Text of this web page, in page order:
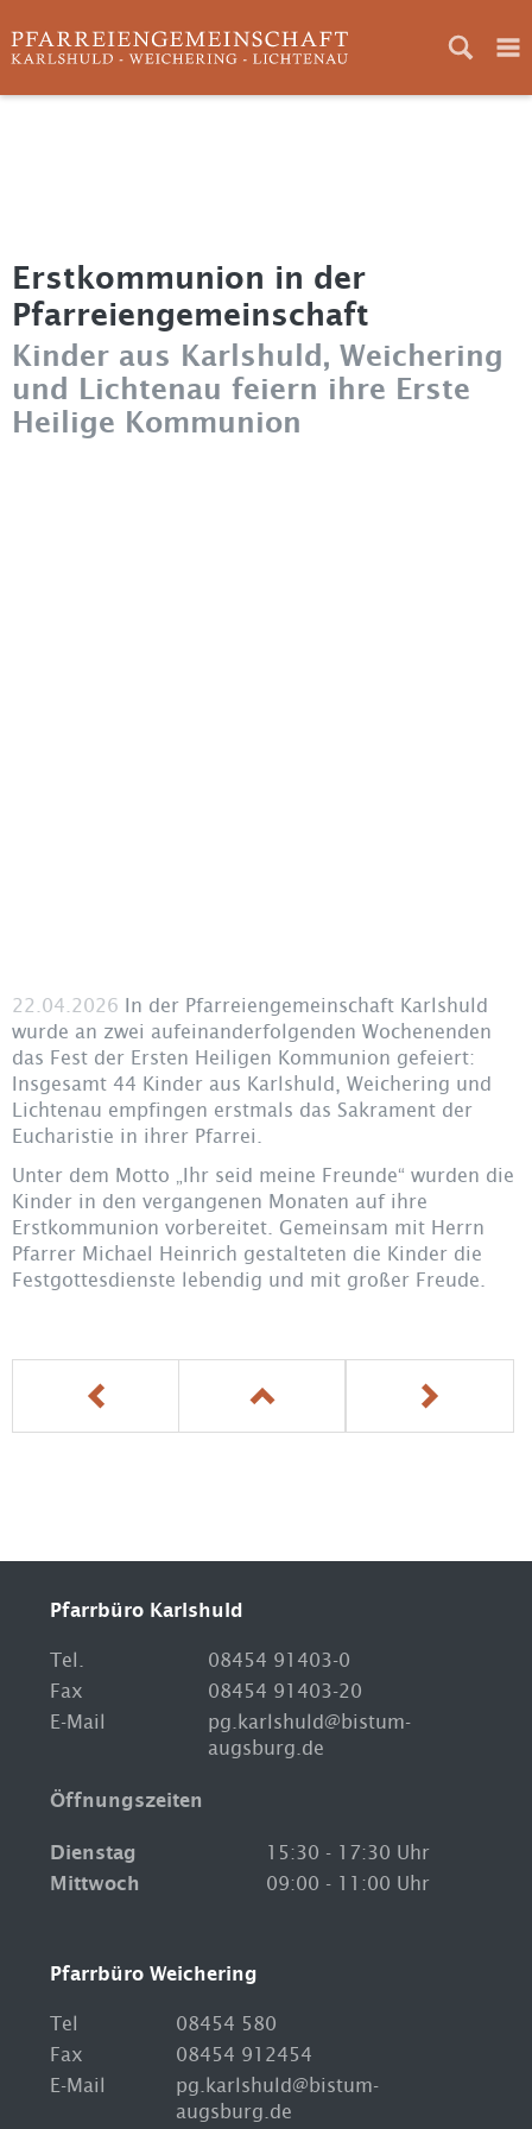
Erstkommunion in der
Pfarreiengemeinschaft
Kinder aus Karlshuld, Weichering
und Lichtenau feiern ihre Erste
Heilige Kommunion
22.04.2026
In der Pfarreiengemeinschaft Karlshuld
wurde an zwei aufeinanderfolgenden Wochenenden
das Fest der Ersten Heiligen Kommunion gefeiert:
Insgesamt 44 Kinder aus Karlshuld, Weichering und
Lichtenau empfingen erstmals das Sakrament der
Eucharistie in ihrer Pfarrei.
Unter dem Motto „Ihr seid meine Freunde“ wurden die
Kinder in den vergangenen Monaten auf ihre
Erstkommunion vorbereitet. Gemeinsam mit Herrn
Pfarrer Michael Heinrich gestalteten die Kinder die
Festgottesdienste lebendig und mit großer Freude.
Pfarrbüro Karlshuld
Tel.
08454 91403-0
Fax
08454 91403-20
E-Mail
pg.karlshuld@bistum-
augsburg.de
Öffnungszeiten
Dienstag
15:30 - 17:30 Uhr
Mittwoch
09:00 - 11:00 Uhr
Pfarrbüro Weichering
Tel
08454 580
Fax
08454 912454
E-Mail
pg.karlshuld@bistum-
augsburg.de
Neuigkeiten
Ansprechpartner
Pfarreien
Pfarrgemeinderat